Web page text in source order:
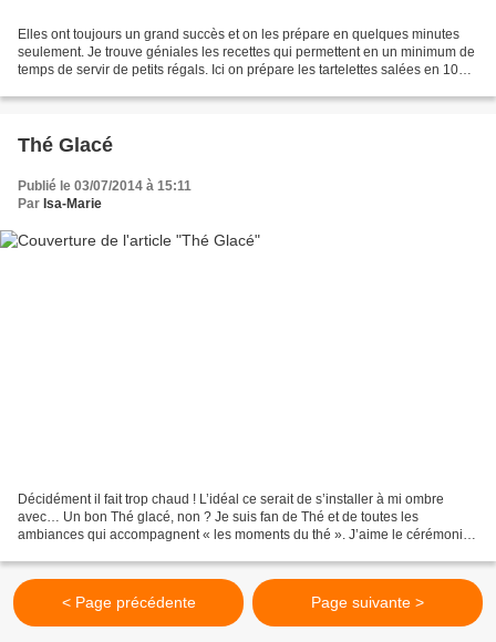
Elles ont toujours un grand succès et on les prépare en quelques minutes
seulement. Je trouve géniales les recettes qui permettent en un minimum de
temps de servir de petits régals. Ici on prépare les tartelettes salées en 10
Thé Glacé
Publié le 03/07/2014 à 15:11
Par Isa-Marie
Décidément il fait trop chaud ! L’idéal ce serait de s’installer à mi ombre
avec… Un bon Thé glacé, non ? Je suis fan de Thé et de toutes les
ambiances qui accompagnent « les moments du thé ». J’aime le cérémonial
< Page précédente Page suivante >